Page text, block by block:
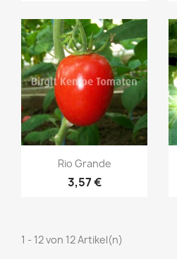
Vorschau
Rio Grande
3,57 €
1 - 12 von 12 Artikel(n)